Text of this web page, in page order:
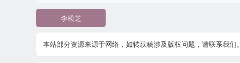
李松芝
本站部分资源来源于网络，如转载稿涉及版权问题，请联系我们。